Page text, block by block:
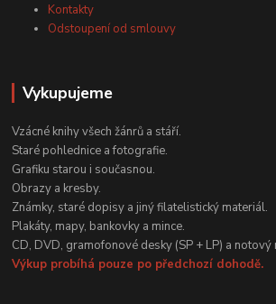
Kontakty
Odstoupení od smlouvy
Vykupujeme
Vzácné knihy všech žánrů a stáří.
Staré pohlednice a fotografie.
Grafiku starou i současnou.
Obrazy a kresby.
Známky, staré dopisy a jiný filatelistický materiál.
Plakáty, mapy, bankovky a mince.
CD, DVD, gramofonové desky (SP + LP) a notový
Výkup probíhá pouze po předchozí dohodě.